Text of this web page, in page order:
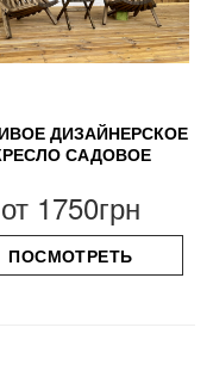
ДИЗАЙНЕРСКОЕ
САДОВОЕ
от 1750грн
ПОСМОТРЕТЬ